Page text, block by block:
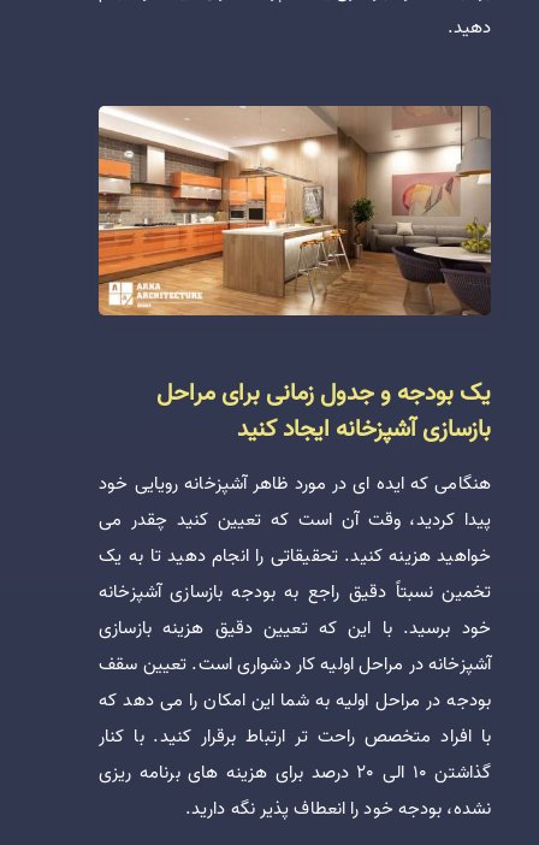
دهید.
یک بودجه و جدول زمانی برای مراحل
بازسازی آشپزخانه ایجاد کنید
هنگامی که ایده ای در مورد ظاهر آشپزخانه رویایی خود
پیدا کردید، وقت آن است که تعیین کنید چقدر می
خواهید هزینه کنید. تحقیقاتی را انجام دهید تا به یک
تخمین نسبتاً دقیق راجع به بودجه بازسازی آشپزخانه
خود برسید. با این که تعیین دقیق هزینه بازسازی
آشپزخانه در مراحل اولیه کار دشواری است. تعیین سقف
بودجه در مراحل اولیه به شما این امکان را می دهد که
با افراد متخصص راحت تر ارتباط برقرار کنید. با کنار
گذاشتن 10 الی 20 درصد برای هزینه های برنامه ریزی
نشده، بودجه خود را انعطاف پذیر نگه دارید.